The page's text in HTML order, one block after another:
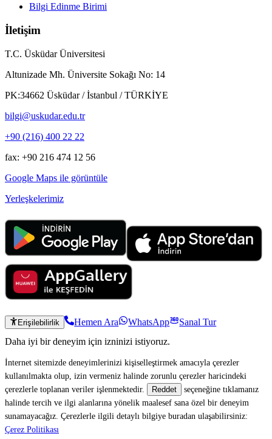
Bilgi Edinme Birimi
İletişim
T.C. Üsküdar Üniversitesi
Altunizade Mh. Üniversite Sokağı No: 14
PK:34662 Üsküdar / İstanbul / TÜRKİYE
bilgi@uskudar.edu.tr
+90 (216) 400 22 22
fax: +90 216 474 12 56
Google Maps ile görüntüle
Yerleşkelerimiz
Erişilebilirlik Hemen Ara WhatsApp
Sanal Tur
Daha iyi bir deneyim için izninizi istiyoruz.
İnternet sitemizde deneyimlerinizi kişiselleştirmek amacıyla çerezler
kullanılmakta olup, izin vermeniz halinde zorunlu çerezler haricindeki
çerezlerle toplanan veriler işlenmektedir.
Reddet
seçeneğine tıklamanız
halinde tercih ve ilgi alanlarına yönelik maalesef sana özel bir deneyim
sunamayacağız. Çerezlerle ilgili detaylı bilgiye buradan ulaşabilirsiniz:
Çerez Politikası